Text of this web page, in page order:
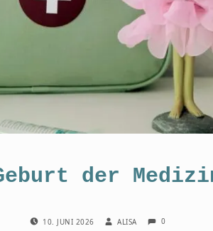
der
10. JUNI 2026 ALISA 0